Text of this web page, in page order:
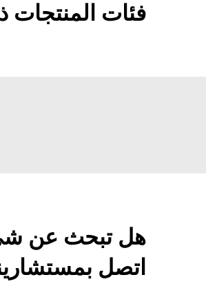
فئات المنتجات
هل تبحث عن
اتصل